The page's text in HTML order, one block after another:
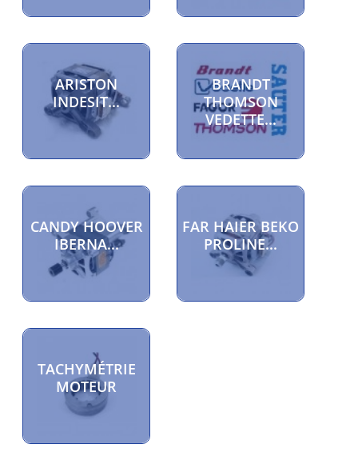
ARISTON
INDESIT...
BRANDT
THOMSON
VEDETTE...
CANDY HOOVER
IBERNA...
FAR HAIER BEKO
PROLINE...
TACHYMÉTRIE
MOTEUR